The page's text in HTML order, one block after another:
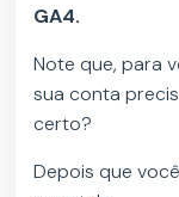
GA4.
Note que, para
sua conta
certo?
Depois que